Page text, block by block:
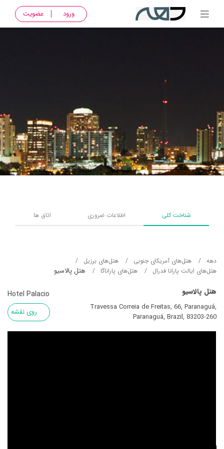
ورود عضویت
شناخت کلی اطلاعات ضروری اتاق ها
دهه هتل‌های آمریکای جنوبی
هتل‌های برزیل
هتل‌های ایالت پارانا فدرال
هتل‌های پاراناگا هتل پالاسیو
هتل پالاسیو Hotel Palacio
Travessa Correia de Freitas, 66, Paranaguá,
Paranaguá, Brazil, 83203-260
روی نقشه